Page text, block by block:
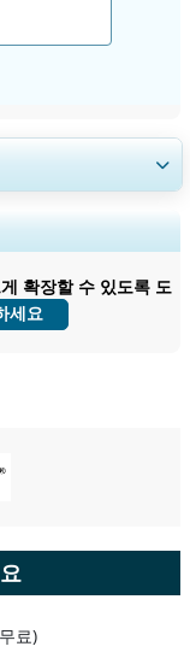
, 경쟁 벤치마킹, 및 최
확장할 수 있도록 도
세요
료)